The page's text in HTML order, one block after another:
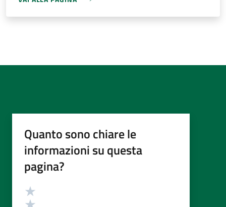
Quanto sono chiare le
informazioni su questa
pagina?
Valutazione